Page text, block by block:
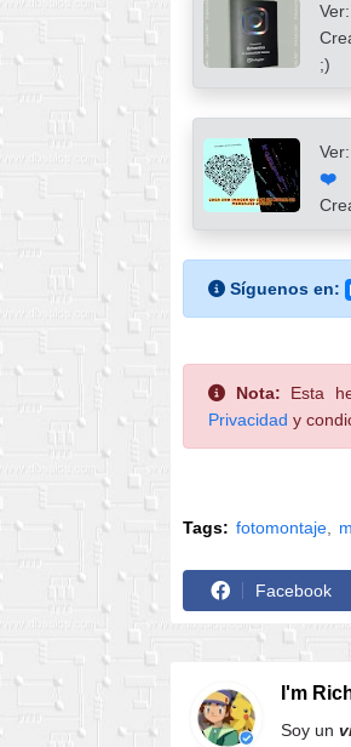
Ver:
;)
Ver:
❤️
Síguenos en:
Nota: Esta
Privacidad y
Tags: fotomontaje
Facebook
I'm
Soy un